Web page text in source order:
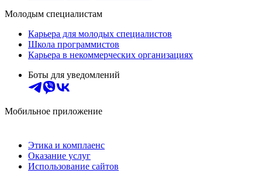
Молодым специалистам
Карьера для молодых специалистов
Школа программистов
Карьера в некоммерческих организациях
Боты для уведомлений
Мобильное приложение
Этика и комплаенс
Оказание услуг
Использование сайтов